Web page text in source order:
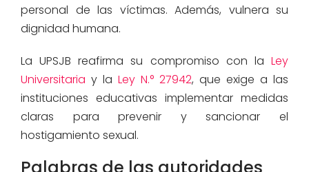
personal de las víctimas. Además, vulnera su
dignidad humana.
La UPSJB reafirma su compromiso con la Ley
Universitaria y la Ley N.° 27942, que exige a las
instituciones educativas implementar medidas
claras para prevenir y sancionar el
hostigamiento sexual.
Palabras de las autoridades